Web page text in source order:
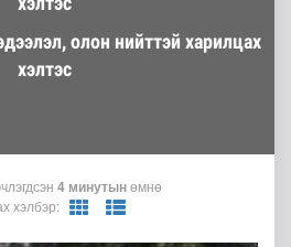
олон нийттэй харилцах
хэлтэс
4 минутынөмнө
хэлбэр: